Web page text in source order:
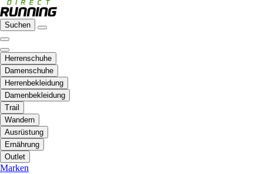
Suchen
Herrenschuhe
Damenschuhe
Herrenbekleidung
Damenbekleidung
Trail
Wandern
Ausrüstung
Ernährung
Outlet
Marken